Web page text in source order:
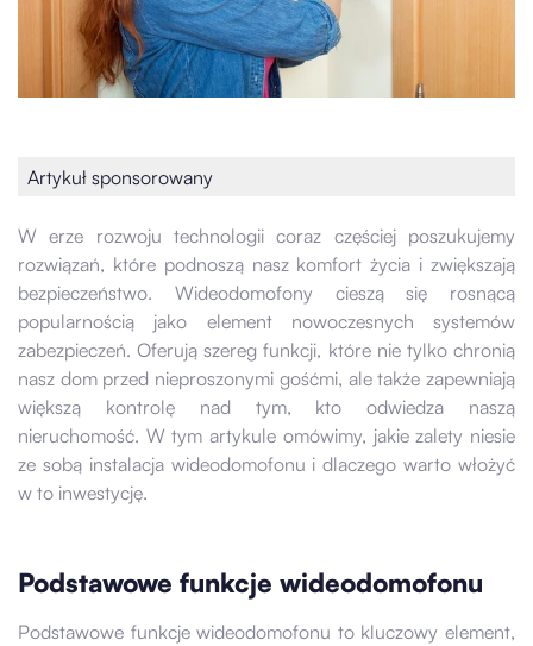
Artykuł sponsorowany
W erze rozwoju technologii coraz częściej poszukujemy
rozwiązań, które podnoszą nasz komfort życia i zwiększają
bezpieczeństwo. Wideodomofony cieszą się rosnącą
popularnością jako element nowoczesnych systemów
zabezpieczeń. Oferują szereg funkcji, które nie tylko chronią
nasz dom przed nieproszonymi gośćmi, ale także zapewniają
większą kontrolę nad tym, kto odwiedza naszą
nieruchomość. W tym artykule omówimy, jakie zalety niesie
ze sobą instalacja wideodomofonu i dlaczego warto włożyć
w to inwestycję.
Podstawowe funkcje wideodomofonu
Podstawowe funkcje wideodomofonu to kluczowy element,